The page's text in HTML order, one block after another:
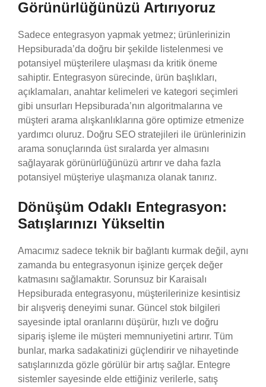
Görünürlüğünüzü Artırıyoruz
Sadece entegrasyon yapmak yetmez; ürünlerinizin
Hepsiburada’da doğru bir şekilde listelenmesi ve
potansiyel müşterilere ulaşması da kritik öneme
sahiptir. Entegrasyon sürecinde, ürün başlıkları,
açıklamaları, anahtar kelimeleri ve kategori seçimleri
gibi unsurları Hepsiburada’nın algoritmalarına ve
müşteri arama alışkanlıklarına göre optimize etmenize
yardımcı oluruz. Doğru SEO stratejileri ile ürünlerinizin
arama sonuçlarında üst sıralarda yer almasını
sağlayarak görünürlüğünüzü artırır ve daha fazla
potansiyel müşteriye ulaşmanıza olanak tanırız.
Dönüşüm Odaklı Entegrasyon:
Satışlarınızı Yükseltin
Amacımız sadece teknik bir bağlantı kurmak değil, aynı
zamanda bu entegrasyonun işinize gerçek değer
katmasını sağlamaktır. Sorunsuz bir Karaisalı
Hepsiburada entegrasyonu, müşterilerinize kesintisiz
bir alışveriş deneyimi sunar. Güncel stok bilgileri
sayesinde iptal oranlarını düşürür, hızlı ve doğru
sipariş işleme ile müşteri memnuniyetini artırır. Tüm
bunlar, marka sadakatinizi güçlendirir ve nihayetinde
satışlarınızda gözle görülür bir artış sağlar. Entegre
sistemler sayesinde elde ettiğiniz verilerle, satış